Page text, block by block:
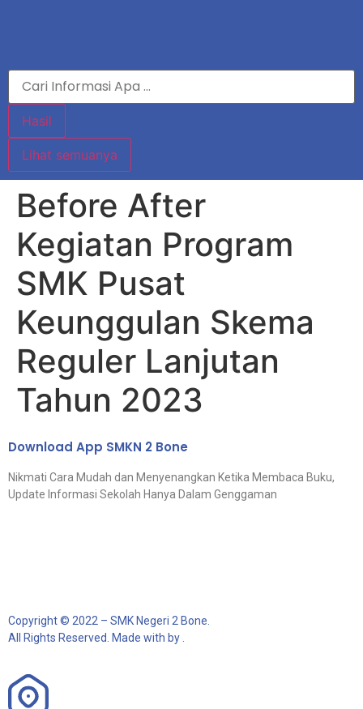
Hasil
Lihat semuanya
Before After
Kegiatan Program
SMK Pusat
Keunggulan Skema
Reguler Lanjutan
Tahun 2023
Download App SMKN 2 Bone
Nikmati Cara Mudah dan Menyenangkan Ketika Membaca Buku,
Update Informasi Sekolah Hanya Dalam Genggaman
Copyright © 2022 – SMK Negeri 2 Bone.
All Rights Reserved. Made with by .